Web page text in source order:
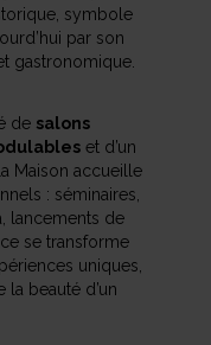
symbole
par son
gastronomique.
de salons
et d’un
Maison accueille
: séminaires,
lancements de
se transforme
uniques,
beauté d’un